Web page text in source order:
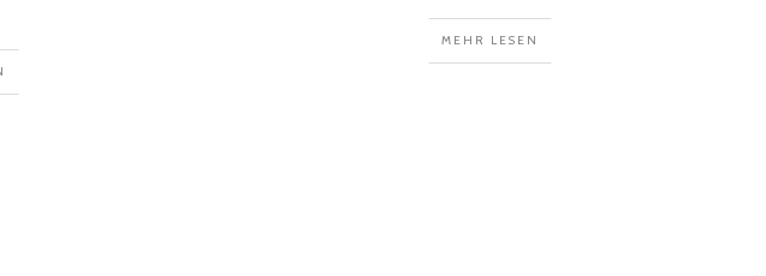
MEHR LESEN